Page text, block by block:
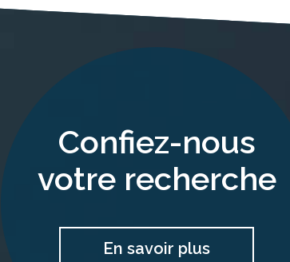
confiez-nous
votre recherche
En savoir plus